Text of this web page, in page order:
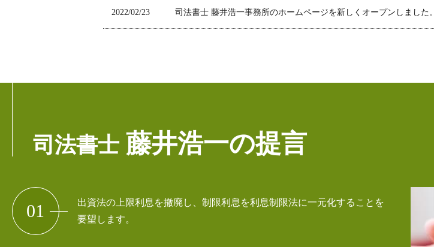
2022/02/23 司法書士 藤井浩一事務所のホームページを新しくオープンしました。
司法書士 藤井浩一の提言
01 出資法の上限利息を撤廃し、 制限利息を利息制限法に一元化することを
要望します。